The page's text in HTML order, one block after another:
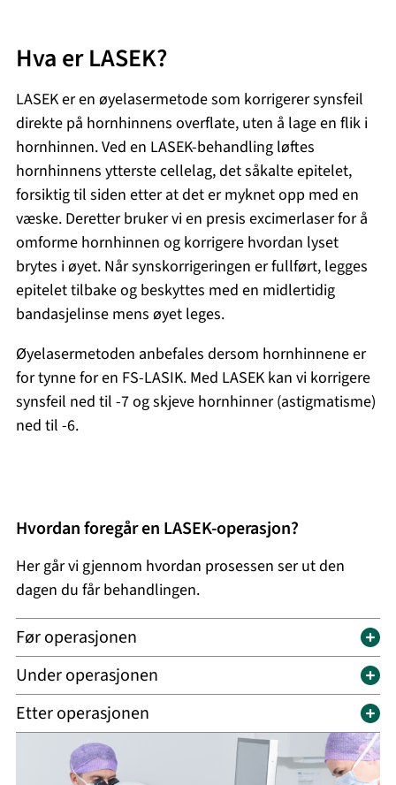
Hva er LASEK?
LASEK er en øyelaser­metode som korrigerer synsfeil
direkte på hornhinnens overflate, uten å lage en flik i
hornhinnen. Ved en LASEK-behandling løftes
hornhinnens ytterste cellelag, det såkalte epitelet,
forsiktig til siden etter at det er myknet opp med en
væske. Deretter bruker vi en presis excimerlaser for å
omforme hornhinnen og korrigere hvordan lyset
brytes i øyet. Når synskorrigeringen er fullført, legges
epitelet tilbake og beskyttes med en midlertidig
bandasje­linse mens øyet leges.
Øyelaser­metoden anbefales dersom hornhinnene er
for tynne for en FS-LASIK. Med LASEK kan vi korrigere
synsfeil ned til -7 og skjeve hornhinner (astigmatisme)
ned til -6.
Hvordan foregår en LASEK-operasjon?
Her går vi gjennom hvordan prosessen ser ut den
dagen du får behandlingen.
Før operasjonen
Under operasjonen
Etter operasjonen